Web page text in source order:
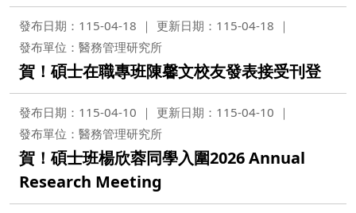
發布日期：115-04-18
更新日期：115-04-18
發布單位：醫務管理研究所
賀！碩士在職專班陳馨文校友發表接受刊登
發布日期：115-04-10
更新日期：115-04-10
發布單位：醫務管理研究所
賀！碩士班楊欣蓉同學入圍2026 Annual
Research Meeting